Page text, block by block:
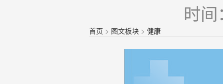
时
首页 > 图文板块 >健康